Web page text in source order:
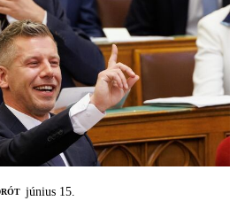
június 15.